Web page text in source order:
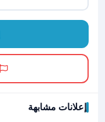
إعلانات مشابهة